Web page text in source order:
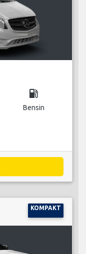
local_gas_station
Bensin
KOMPAKT